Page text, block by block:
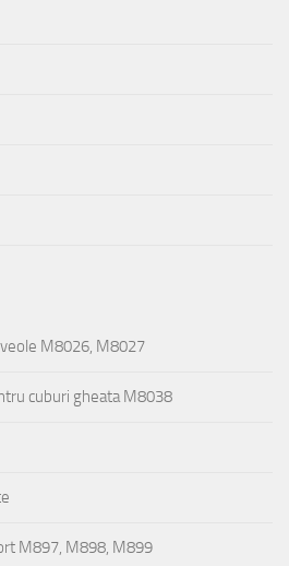
M8026, M8027
cuburi gheata M8038
M897, M898, M899